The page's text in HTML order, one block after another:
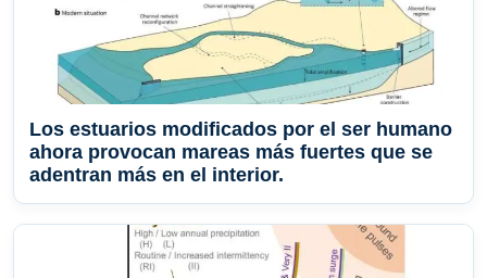
Los estuarios modificados por el ser humano
ahora provocan mareas más fuertes que se
adentran más en el interior.